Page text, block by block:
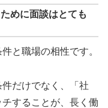
めに面談はとても
と職場の相性です。
だけでなく、「社
することが、長く働